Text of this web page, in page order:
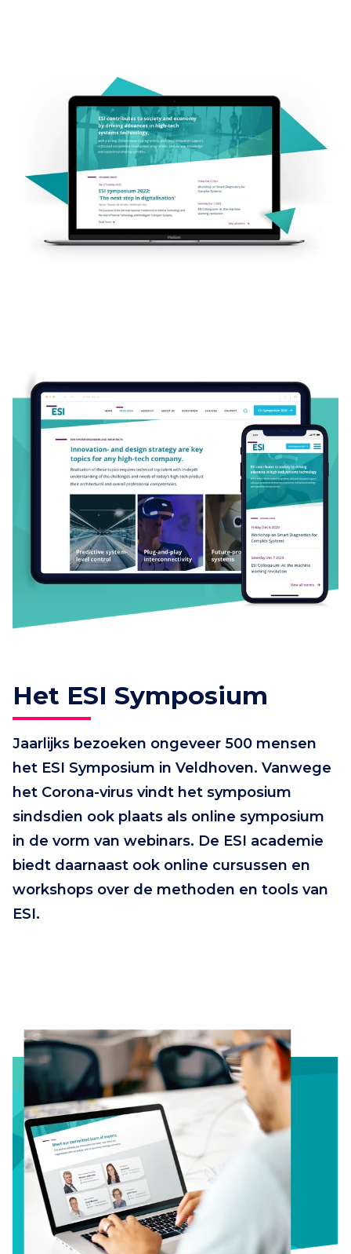
Het ESI Symposium
Jaarlijks bezoeken ongeveer 500 mensen
het ESI Symposium in Veldhoven. Vanwege
het Corona-virus vindt het symposium
sindsdien ook plaats als online symposium
in de vorm van webinars. De ESI academie
biedt daarnaast ook online cursussen en
workshops over de methoden en tools van
ESI.